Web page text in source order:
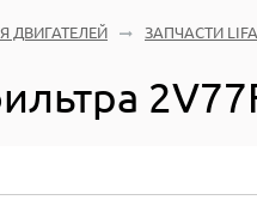
ДВИГАТЕЛЕЙ ЗАПЧАСТИ